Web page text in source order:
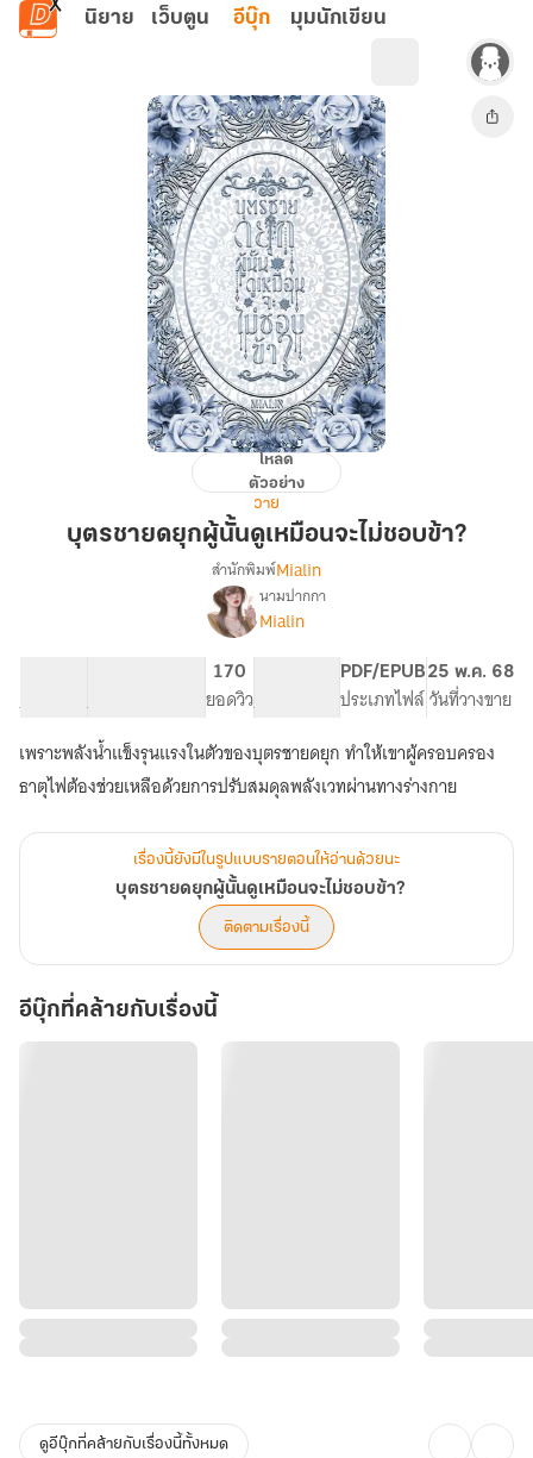
ข้ามไปยังเนื้อหาหลัก
นิยาย เว็บตูน อีบุ๊ก มุมนักเขียน
ด
ชอบ
ข้า?
โหลด
ตัวอย่าง
วาย
บุตรชายดยุกผู้นั้นดูเหมือนจะไม่ชอบข้า?
เรื่อง
บุตร
นั้น
ดู
เหมือน
ไม่
ชอบ
ข้า?
สำนักพิมพ์Mialin
นามปากกา
Mialin
จำนวนคำ จำนวนหน้า (A5)
170
ยอดวิวระดับเนื้อหา
PDF/EPUB
ประเภทไฟล์
25 พ.ค. 68
วันที่วางขาย
เพราะพลังน้ำแข็งรุนแรงในตัวของบุตรชายดยุก ทำให้เขาผู้ครอบครอง
ธาตุไฟต้องช่วยเหลือด้วยการปรับสมดุลพลังเวทผ่านทางร่างกาย
เรื่องนี้ยังมีในรูปแบบรายตอนให้อ่านด้วยนะ
บุตรชายดยุกผู้นั้นดูเหมือนจะไม่ชอบข้า?
ติดตามเรื่องนี้
อีบุ๊กที่คล้ายกับเรื่องนี้
ดูอีบุ๊กที่คล้ายกับเรื่องนี้ทั้งหมด